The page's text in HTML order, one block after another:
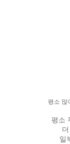
평소 많
평소
일